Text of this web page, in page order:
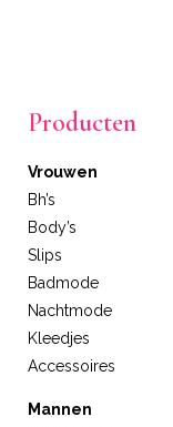
Producten
Vrouwen
Bh’s
Body’s
Slips
Badmode
Nachtmode
Kleedjes
Accessoires
Mannen